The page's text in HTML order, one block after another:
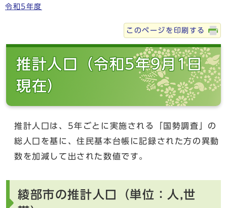
令和5年度
このページを印刷する
推計人口（令和5年9月1日
現在）
推計人口は、5年ごとに実施される「国勢調査」の
総人口を基に、住民基本台帳に記録された方の異動
数を加減して出された数値です。
綾部市の推計人口（単位：人,世